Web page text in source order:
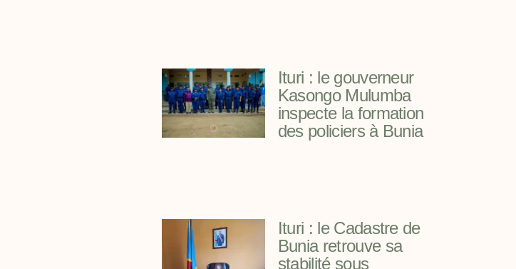
Ituri : le gouverneur
Kasongo Mulumba
inspecte la formation
des policiers à Bunia
Ituri : le Cadastre de
Bunia retrouve sa
stabilité sous